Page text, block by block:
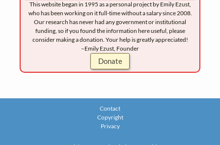
This website began in 1995 as a personal project by Emily Ezust,
who has been working on it full-time without a salary since 2008.
Our research has never had any government or institutional
funding, so if you found the information here useful, please
consider making a donation. Your help is greatly appreciated!
–Emily Ezust, Founder
Donate
Contact
Copyright
Privacy